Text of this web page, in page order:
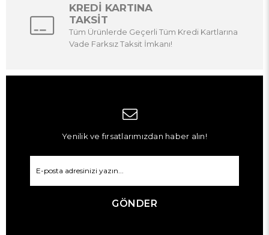
KREDİ KARTINA
TAKSİT
Tüm Ürünlerde Geçerli Tüm Kredi Kartlarına
Vade Farksız Taksit İmkanı!
Yenilik ve fırsatlarımızdan haber alın!
GÖNDER